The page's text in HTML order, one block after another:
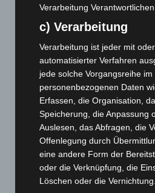
Hannover: Erste Tigermücken-
entdeckt
Brand im „Haus der Begegnung“
eingedämmt
6. August 2026
Region Hannover: 21 neue
Roten Kreuz
5. August 2026
Mann läuft mit Hockeyschläger
Verarbeitung
c) Verarbeitung
Verarbeitung ist jeder mit
automatisierter Verfahren
jede solche Vorgangsreihe
personenbezogenen Daten
Erfassen, die Organisation,
Speicherung, die Anpassung
Auslesen, das Abfragen, die
Offenlegung durch
eine andere Form der
oder die Verknüpfung, die
Löschen oder die Vernichtung.